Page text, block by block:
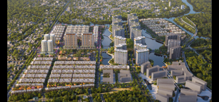
Thể loại công trình: Đô thị mini